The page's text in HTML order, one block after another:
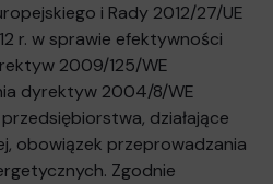
i Rady 2012/27/UE
r. w sprawie efektywności
2009/125/WE
dyrektyw 2004/8/WE
działające
obowiązek przeprowadzania
Zgodnie